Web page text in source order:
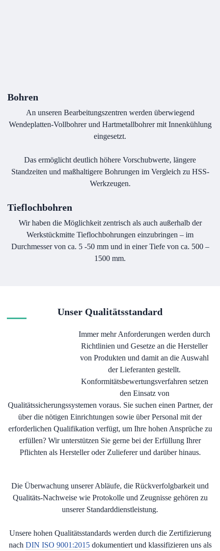
Bohren
An unseren Bearbeitungszentren werden überwiegend
Wendeplatten-Vollbohrer und Hartmetallbohrer mit Innenkühlung
eingesetzt.
Das ermöglicht deutlich höhere Vorschubwerte, längere
Standzeiten und maßhaltigere Bohrungen im Vergleich zu HSS-
Werkzeugen.
Tieflochbohren
Wir haben die Möglichkeit zentrisch als auch außerhalb der
Werkstückmitte Tieflochbohrungen einzubringen – im
Durchmesser von ca. 5 -50 mm und in einer Tiefe von ca. 500 –
1500 mm.
Unser Qualitätsstandard
Immer mehr Anforderungen werden durch
Richtlinien und Gesetze an die Hersteller
von Produkten und damit an die Auswahl
der Lieferanten gestellt.
Konformitätsbewertungsverfahren setzen
den Einsatz von
Qualitätssicherungssystemen voraus. Sie suchen einen Partner, der
über die nötigen Einrichtungen sowie über Personal mit der
erforderlichen Qualifikation verfügt, um Ihre hohen Ansprüche zu
erfüllen? Wir unterstützen Sie gerne bei der Erfüllung Ihrer
Pflichten als Hersteller oder Zulieferer und darüber hinaus.
Die Überwachung unserer Abläufe, die Rückverfolgbarkeit und
Qualitäts-Nachweise wie Protokolle und Zeugnisse gehören zu
unserer Standarddienstleistung.
Unsere hohen Qualitätsstandards werden durch die Zertifizierung
nach DIN ISO 9001:2015dokumentiert und klassifizieren uns als